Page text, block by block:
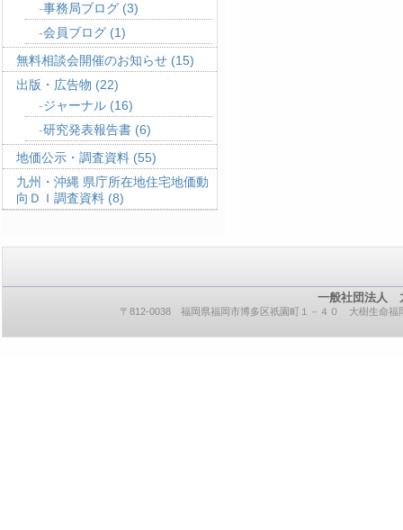
事務局ブログ (3)
会員ブログ (1)
無料相談会開催のお知らせ (15)
出版・広告物 (22)
ジャーナル (16)
研究発表報告書 (6)
地価公示・調査資料 (55)
九州・沖縄 県庁所在地住宅地価動
向ＤＩ調査資料 (8)
一般社団法人
〒812-0038 福岡県福岡市博多区祇園町１－４０ 大樹生命